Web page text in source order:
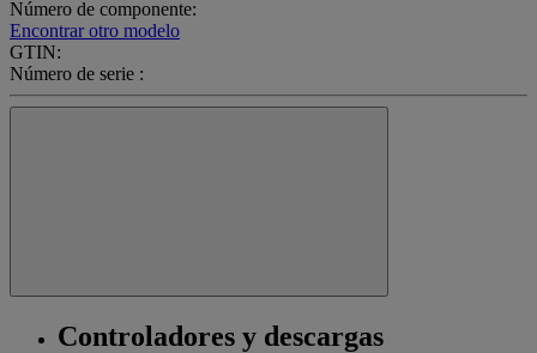
Número de componente:
Encontrar otro modelo
GTIN:
Número de serie :
Controladores y descargas